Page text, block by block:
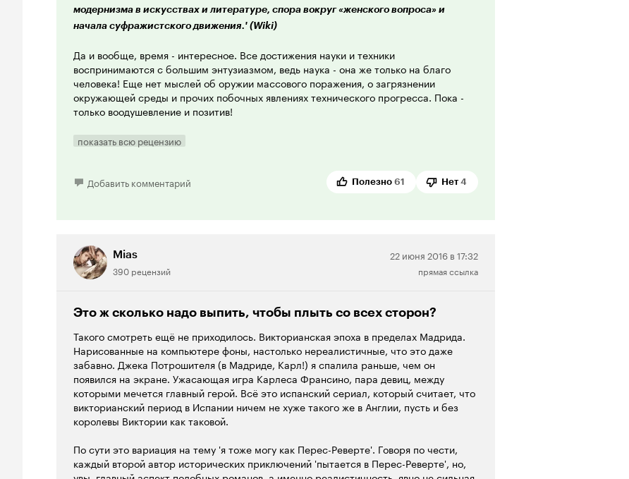
модернизма в искусствах и литературе, спора вокруг «женского вопроса» и
начала суфражистского движения.' (Wiki)
Да и вообще, время - интересное. Все достижения науки и техники
воспринимаются с большим энтузиазмом, ведь наука - она же только на благо
человека! Еще нет мыслей об оружии массового поражения, о загрязнении
окружающей среды и прочих побочных явлениях технического прогресса. Пока -
только воодушевление и позитив!
Новейшие научные достижения применяются и для борьбы с преступностью.
Примерно в одно и то же время в Лондоне этим занимается Шерлок Холмс, в
несоответствия между уже выстроенным при чтении книги образом и его
воплощением на экране.
приходится не только распутывать дела, но и выстраивать взаимоотношения с
коллегами и начальством, что иногда ой как непросто! Это тоже придает герою
объемности и жизни. И еще женщины, да. На сердце Виктора претендуют аж две
дамы. Полные противоположности, что подчеркивает двойственную натуру
бывшего беспризорника, а ныне - лучшего полицейского Мадрида. Блондинка
Клара, чье имя очень символично переводится как 'светлая', суфражистка из
обедневшей аристократической семьи. И брюнетка Лола, (Долорес, 'страдания'), -
не знающая грамоте труженица борделя.
два дела. Одно - полностью, а второе плавно вплетается в сюжет последующих
серий. Т. е. серии не являются независимыми, их нельзя смотреть в произвольном
показать всю рецензию
Добавить комментарий Полезно 61 Нет 4
Mias
390 рецензий
Нейтральная
рецензия
22 июня 2016 в 17:32
прямая ссылка
Это ж сколько надо выпить, чтобы плыть со всех сторон?
Такого смотреть ещё не приходилось. Викторианская эпоха в пределах Мадрида.
Нарисованные на компьютере фоны, настолько нереалистичные, что это даже
забавно. Джека Потрошителя (в Мадриде, Карл!) я спалила раньше, чем он
появился на экране. Ужасающая игра Карлеса Франсино, пара девиц, между
которыми мечется главный герой. Всё это испанский сериал, который считает, что
викторианский период в Испании ничем не хуже такого же в Англии, пусть и без
королевы Виктории как таковой.
По сути это вариация на тему 'я тоже могу как Перес-Реверте'. Говоря по чести,
каждый второй автор исторических приключений 'пытается в Перес-Реверте', но,